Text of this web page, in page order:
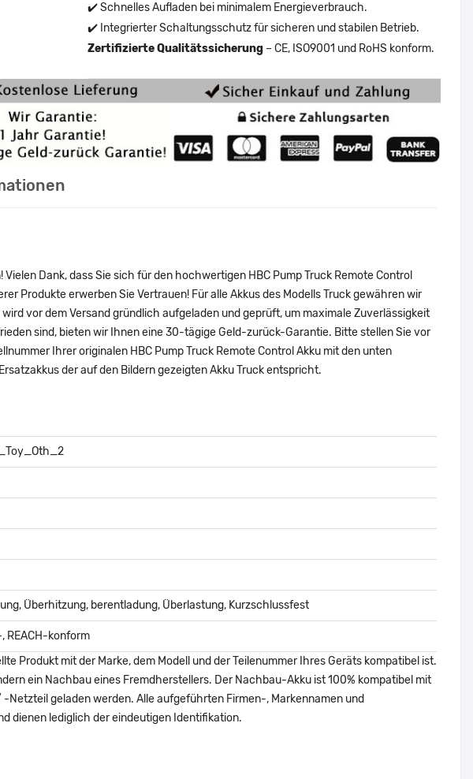
✔️ Schnelles Aufladen bei minimalem Energieverbrauch.
✔️ Integrierter Schaltungsschutz für sicheren und stabilen Betrieb.
Zertifizierte Qualitätssicherung – CE, ISO9001 und RoHS konform.
Dank, dass Sie sich für den hochwertigen HBC Pump Truck Remote Control
Produkte erwerben Sie Vertrauen! Für alle Akkus des Modells Truck gewähren wir
vor dem Versand gründlich aufgeladen und geprüft, um maximale Zuverlässigkeit
sind, bieten wir Ihnen eine 30-tägige Geld-zurück-Garantie. Bitte stellen Sie vor
Ihrer originalen HBC Pump Truck Remote Control Akku mit den unten
der auf den Bildern gezeigten Akku Truck entspricht.
Überhitzung, berentladung, Überlastung, Kurzschlussfest
REACH-konform
Produkt mit der Marke, dem Modell und der Teilenummer Ihres Geräts kompatibel ist.
ein Nachbau eines Fremdherstellers. Der Nachbau-Akku ist 100% kompatibel mit
geladen werden. Alle aufgeführten Firmen-, Markennamen und
dienen lediglich der eindeutigen Identifikation.